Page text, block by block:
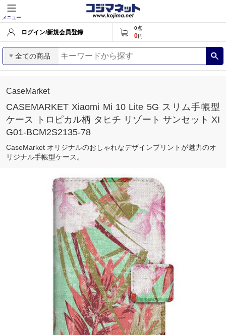
メニュー
ログイン/新規会員登録
0点
0円
全ての商品
CaseMarket
CASEMARKET Xiaomi Mi 10 Lite 5G スリム手帳型
ケース トロピカル柄 タヒチ リゾート サンセット XI
G01-BCM2S2135-78
CaseMarket オリジナルのおしゃれなデザインプリントが魅力のオ
リジナル手帳型ケース。